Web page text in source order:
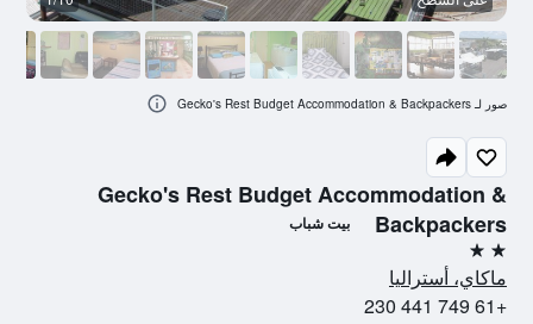
Gecko's Rest Budget Accommodation &
Backpackers
بيت شباب
2 نجمتين
ماكاي، أستراليا
+61 749 441 230
صور لـ Gecko's Rest Budget Accommodation & Backpackers